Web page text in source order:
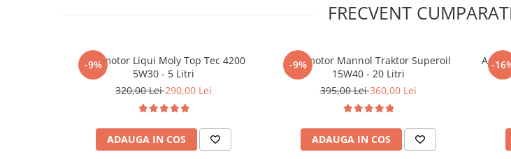
FRECVENT
-9%
Ulei motor Liqui Moly Top Tec 4200
5W30 - 5 Litri
320,00 Lei290,00 Lei
ADAUGA IN COS
-9%
Ulei motor Mannol Traktor Superoil
15W40 - 20 Litri
395,00 Lei360,00 Lei
ADAUGA IN COS
-
Aditiv